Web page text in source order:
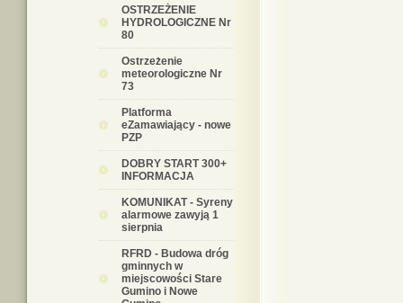
OSTRZEŻENIE
HYDROLOGICZNE Nr
80
Ostrzeżenie
meteorologiczne Nr
73
Platforma
eZamawiający - nowe
PZP
DOBRY START 300+
INFORMACJA
KOMUNIKAT - Syreny
alarmowe zawyją 1
sierpnia
RFRD - Budowa dróg
gminnych w
miejscowości Stare
Gumino i Nowe